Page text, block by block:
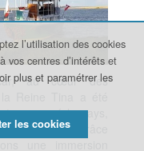
au cœur des
Reine Tina a été
gouverné le pays,
sur le Canal. Grâce
l’utilisation des cookies
vos centres d’intérêts et
plus et paramétrer les
les cookies